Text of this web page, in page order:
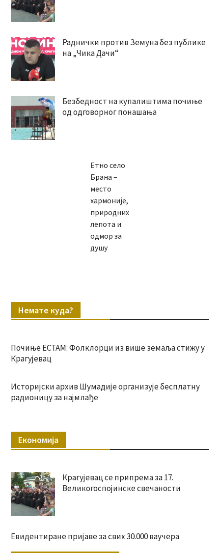
Раднички против Земуна без публике
на „Чика Дачи“
Безбедност на купалиштима почиње
од одговорног понашања
Етно село
Брана –
место
хармоније,
природних
лепота и
одмор за
душу
Немате куда?
Почиње ЕСТАМ: Фолклорци из више земаља стижу у
Крагујевац
Историјски архив Шумадије организује бесплатну
радионицу за најмлађе
Економија
Крагујевац се припрема за 17.
Великогоспојинске свечаности
Евидентиране пријаве за свих 30.000 ваучера